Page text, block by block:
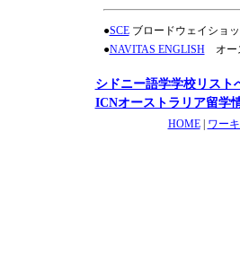
●SCEブロードウェイショ
●NAVITAS ENGLISH オ
シドニー語学学校リスト
ICNオーストラリア留学
HOME| ワー